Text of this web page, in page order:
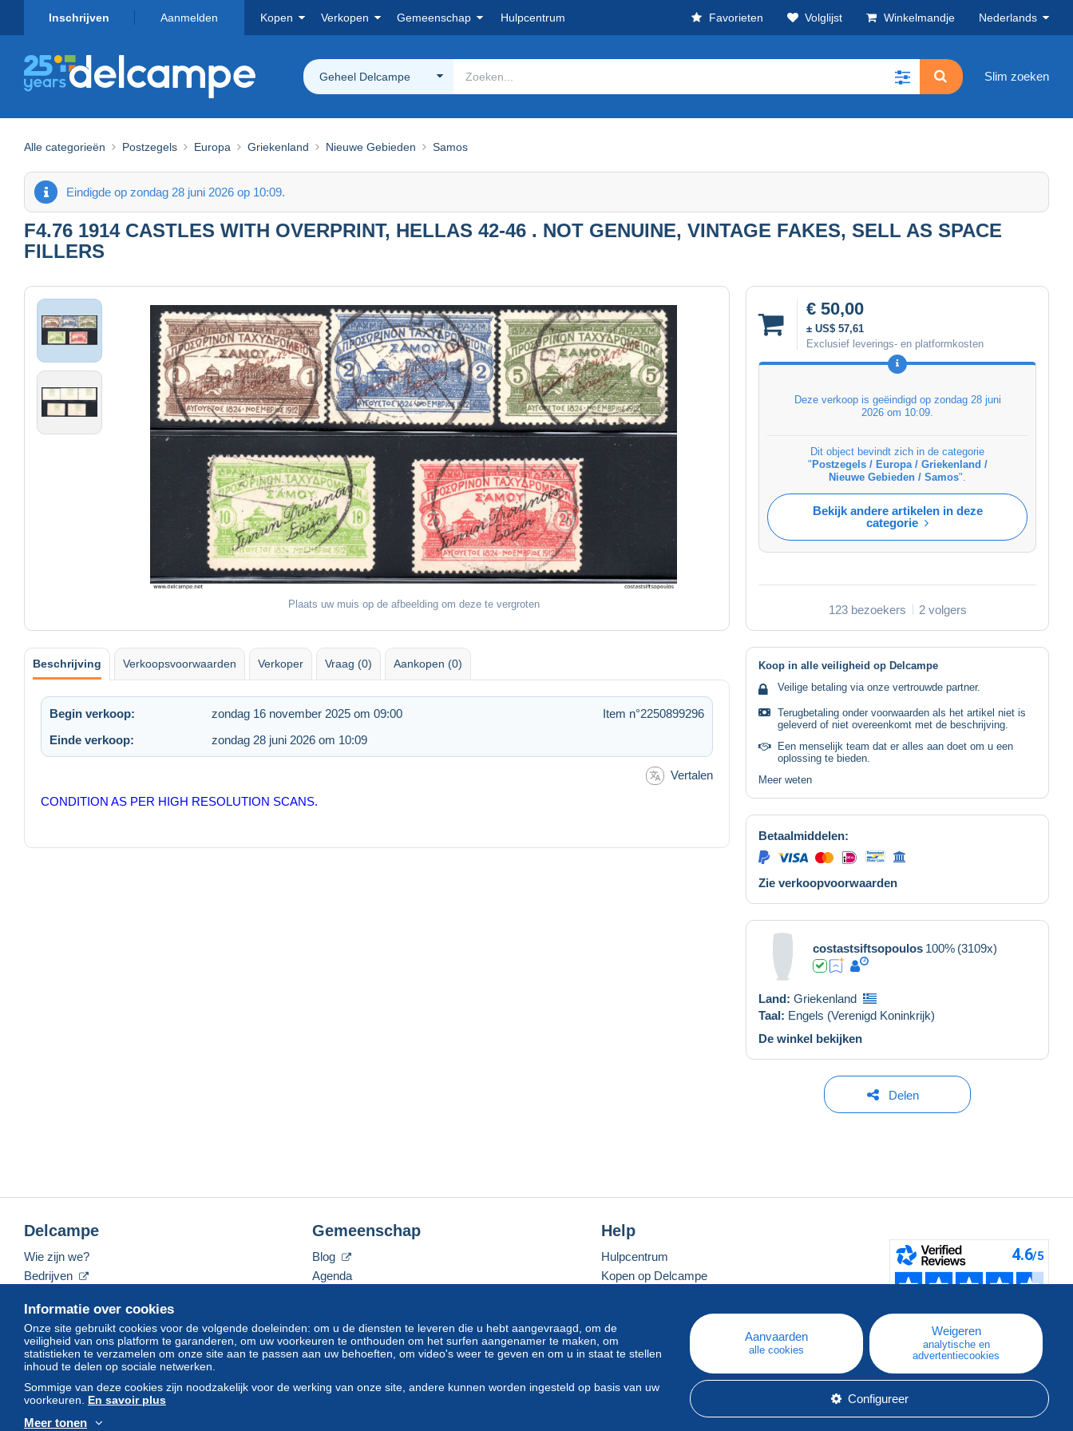
Inschrijven Aanmelden Kopen Verkopen Gemeenschap Hulpcentrum Favorieten Volglijst Winkelmandje Nederlands
Geheel Delcampe Slim zoeken
Alle categorieën Postzegels Europa Griekenland Nieuwe Gebieden Samos
Eindigde op zondag 28 juni 2026 op 10:09.
F4.76 1914 CASTLES WITH OVERPRINT, HELLAS 42-46 . NOT GENUINE, VINTAGE FAKES, SELL AS SPACE
FILLERS
Plaats uw muis op de afbeelding om deze te vergroten
€ 50,00
± US$ 57,61
Exclusief leverings- en platformkosten
Deze verkoop is geëindigd op zondag 28 juni
2026 om 10:09
Dit object bevindt zich in de categorie
" Postzegels / Europa / Griekenland /
Nieuwe Gebieden / Samos".
Bekijk andere artikelen in deze
categorie
123 bezoekers 2 volgers
Beschrijving Verkoopsvoorwaarden Verkoper Vraag (0) Aankopen (0)
Begin verkoop: zondag 16 november 2025 om 09:00
Item n°2250899296
Einde verkoop:
zondag 28 juni 2026 om 10:09
Vertalen
CONDITION AS PER HIGH RESOLUTION SCANS.
Koop in alle veiligheid op Delcampe
Veilige betaling via onze vertrouwde partner.
Terugbetaling onder voorwaarden als het artikel niet is
geleverd of niet overeenkomt met de beschrijving.
Een menselijk team dat er alles aan doet om u een
oplossing te bieden.
Meer weten
Betaalmiddelen:
Zie verkoopvoorwaarden
costastsiftsopoulos 100% (3109x)
Land: Griekenland
Taal: Engels (Verenigd Koninkrijk)
De winkel bekijken
Delen
Informatie over cookies
Onze site gebruikt cookies voor de volgende doeleinden: om u de diensten te leveren die u hebt aangevraagd, om de
veiligheid van ons platform te garanderen, om uw voorkeuren te onthouden om het surfen aangenamer te maken, om
statistieken te verzamelen om onze site aan te passen aan uw behoeften, om video's weer te geven en om u in staat te stellen
inhoud te delen op sociale netwerken.
Sommige van deze cookies zijn noodzakelijk voor de werking van onze site, andere kunnen worden ingesteld op basis van uw
voorkeuren. En savoir plus
Meer tonen
Aanvaarden
alle cookies
Weigeren
analytische en
advertentiecookies
Configureer
Delcampe
Wie zijn we?
Bedrijven
Neem contact met ons op
Gemeenschap
Blog
Agenda
Help
Hulpcentrum
Kopen op Delcampe
Een beveiligde website
© Delcampe International srl. Alle rechten voorbehouden.